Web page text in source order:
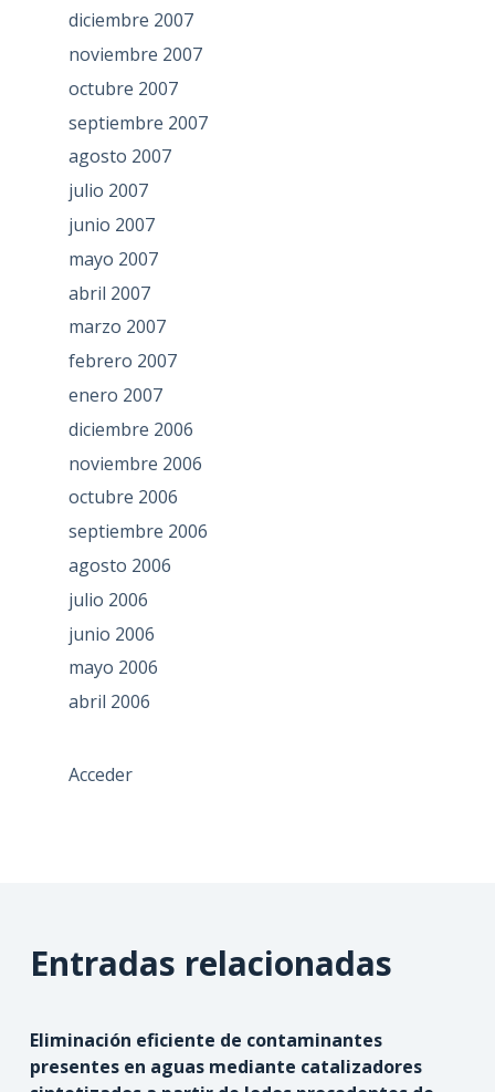
diciembre 2007
noviembre 2007
octubre 2007
septiembre 2007
agosto 2007
julio 2007
junio 2007
mayo 2007
abril 2007
marzo 2007
febrero 2007
enero 2007
diciembre 2006
noviembre 2006
octubre 2006
septiembre 2006
agosto 2006
julio 2006
junio 2006
mayo 2006
abril 2006
Acceder
Entradas relacionadas
Eliminación eficiente de contaminantes
presentes en aguas mediante catalizadores